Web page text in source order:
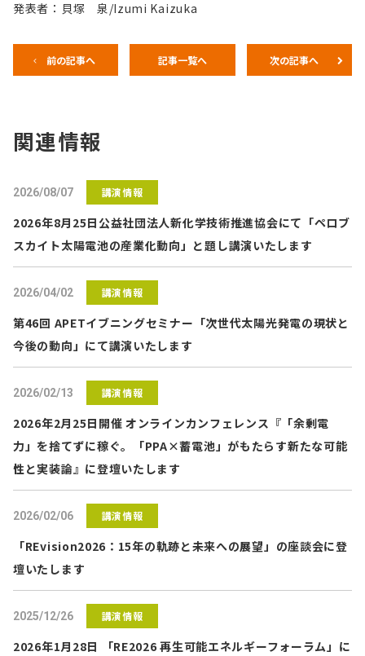
発表者：貝塚 泉/Izumi Kaizuka
前の記事へ 記事一覧へ 次の記事へ
関連情報
2026/08/07 講演情報
2026年8月25日公益社団法人新化学技術推進協会にて「ペロブ
スカイト太陽電池の産業化動向」と題し講演いたします
2026/04/02 講演情報
第46回 APETイブニングセミナー「次世代太陽光発電の現状と
今後の動向」にて講演いたします
2026/02/13 講演情報
2026年2月25日開催 オンラインカンフェレンス『「余剰電
力」を捨てずに稼ぐ。「PPA×蓄電池」がもたらす新たな可能
性と実装論』に登壇いたします
2026/02/06 講演情報
「REvision2026：15年の軌跡と未来への展望」の座談会に登
壇いたします
2025/12/26 講演情報
2026年1月28日 「RE2026 再生可能エネルギーフォーラム」に